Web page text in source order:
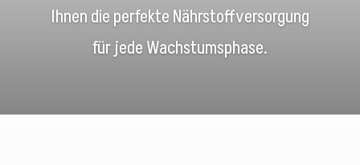
Ihnen die perfekte Nährstoffversorgung
für jede Wachstumsphase.